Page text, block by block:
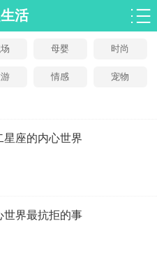
活
母婴 时尚
情感 宠物
星座的内心世界
世界最抗拒的事